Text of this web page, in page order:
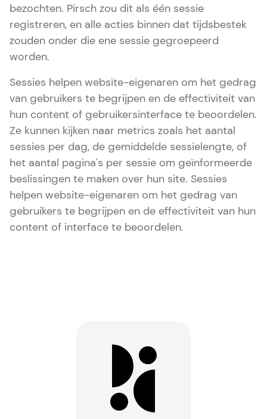
bezochten. Pirsch zou dit als één sessie
registreren, en alle acties binnen dat tijdsbestek
zouden onder die ene sessie gegroepeerd
worden.
Sessies helpen website-eigenaren om het gedrag
van gebruikers te begrijpen en de effectiviteit van
hun content of gebruikersinterface te beoordelen.
Ze kunnen kijken naar metrics zoals het aantal
sessies per dag, de gemiddelde sessielengte, of
het aantal pagina's per sessie om geïnformeerde
beslissingen te maken over hun site. Sessies
helpen website-eigenaren om het gedrag van
gebruikers te begrijpen en de effectiviteit van hun
content of interface te beoordelen.